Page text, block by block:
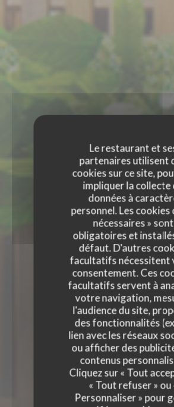
Le restaurant et
partenaires utilisent
cookies sur ce site,
impliquer la collecte
données à
personnel. Les cookies
nécessaires » sont
obligatoires et
défaut. D'autres
facultatifs nécessitent
consentement. Ces
facultatifs servent à
votre navigation,
l'audience du site,
des fonctionnalités
lien avec les réseaux
ou afficher des
contenus
Cliquez sur « Tout
« Tout refuser » ou
Personnaliser » pour